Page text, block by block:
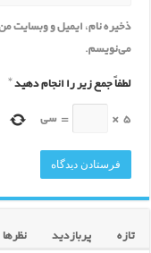
ذخیره نام، ایمیل و وبسایت
می‌نویسم.
لطفاً جمع زیر را انجام دهید*
5
×
= سی
تازه پربازدید نظرها